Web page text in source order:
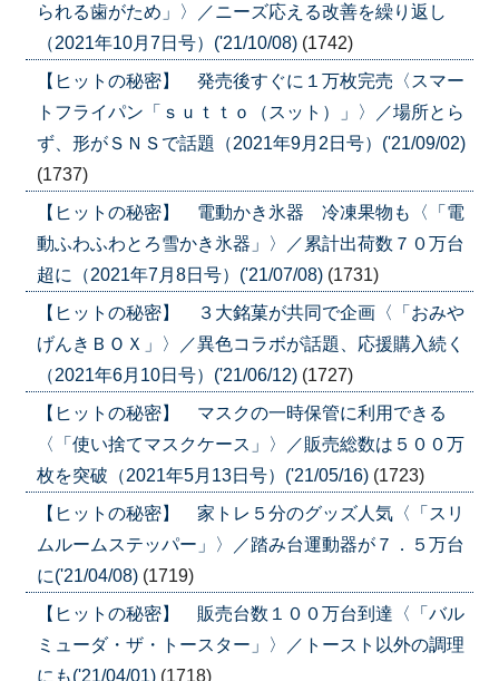
られる歯がため」〉／ニーズ応える改善を繰り返し
（2021年10月7日号）('21/10/08) (1742)
【ヒットの秘密】 発売後すぐに１万枚完売〈スマー
トフライパン「ｓｕｔｔｏ（スット）」〉／場所とら
ず、形がＳＮＳで話題（2021年9月2日号）('21/09/02)
(1737)
【ヒットの秘密】 電動かき氷器 冷凍果物も〈「電
動ふわふわとろ雪かき氷器」〉／累計出荷数７０万台
超に（2021年7月8日号）('21/07/08) (1731)
【ヒットの秘密】 ３大銘菓が共同で企画〈「おみや
げんきＢＯＸ」〉／異色コラボが話題、応援購入続く
（2021年6月10日号）('21/06/12) (1727)
【ヒットの秘密】 マスクの一時保管に利用できる
〈「使い捨てマスクケース」〉／販売総数は５００万
枚を突破（2021年5月13日号）('21/05/16) (1723)
【ヒットの秘密】 家トレ５分のグッズ人気〈「スリ
ムルームステッパー」〉／踏み台運動器が７．５万台
に('21/04/08) (1719)
【ヒットの秘密】 販売台数１００万台到達〈「バル
ミューダ・ザ・トースター」〉／トースト以外の調理
にも('21/04/01) (1718)